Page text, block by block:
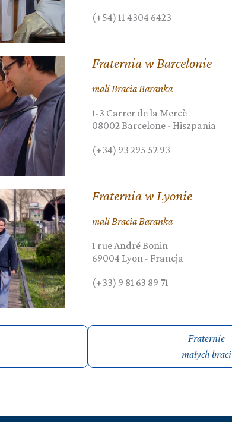
(+54) 11 4304 6423
Fraternia w Barcelonie
mali Bracia Baranka
1-3 Carrer de la Mercè
08002 Barcelone- Hiszpania
(+34) 93 295 52 93
Fraternia w Lyonie
mali Bracia Baranka
1 rue André Bonin
69004 Lyon- Francja
(+33) 9 81 63 89 71
Fraternie
małych braci